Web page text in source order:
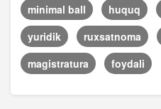
minimal ball
huquq
yuridik
ruxsatnoma
magistratura
foydali